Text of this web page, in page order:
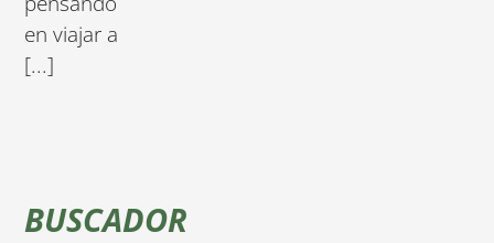
en viajar a
[...]
BUSCADOR